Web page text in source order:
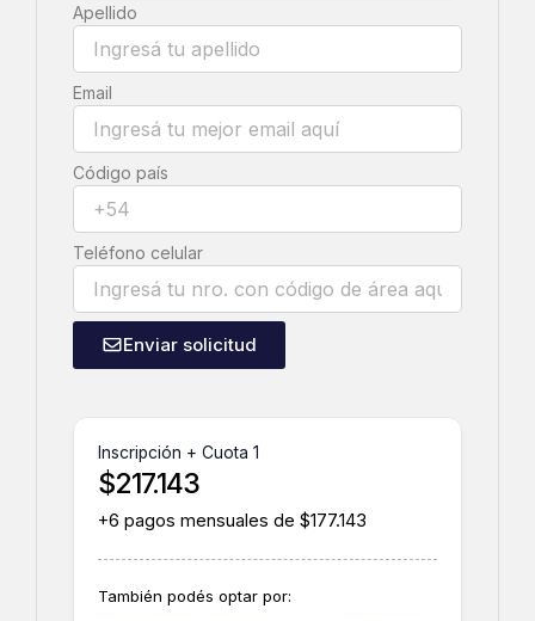
Apellido
Email
Código país
Teléfono celular
Enviar solicitud
Inscripción + Cuota 1
$217.143
+6 pagos mensuales de $177.143
También podés optar por: